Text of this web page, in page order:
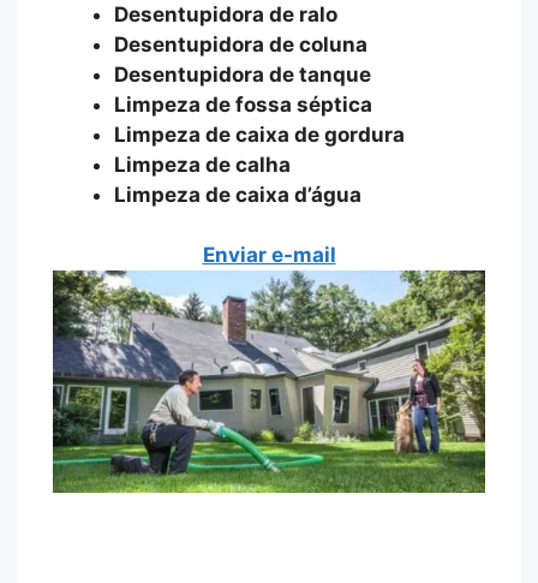
Desentupidora de ralo
Desentupidora de coluna
Desentupidora de tanque
Limpeza de fossa séptica
Limpeza de caixa de gordura
Limpeza de calha
Limpeza de caixa d’água
Enviar e-mail